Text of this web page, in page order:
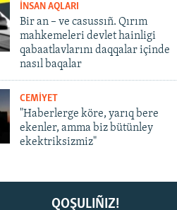
İNSAN AQLARI
Bir an – ve casussıñ. Qırım
mahkemeleri devlet hainligi
qabaatlavlarını daqqalar içinde
nasıl baqalar
CEMİYET
"Haberlerge köre, yarıq bere
ekenler, amma biz bütünley
ekektriksizmiz"
QOŞULIÑIZ!